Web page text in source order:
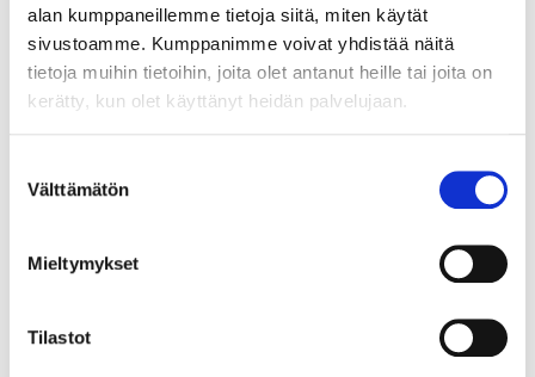
alan kumppaneillemme tietoja siitä, miten käytät
sivustoamme. Kumppanimme voivat yhdistää näitä
tietoja muihin tietoihin, joita olet antanut heille tai joita on
kerätty, kun olet käyttänyt heidän palvelujaan.
valinta
Välttämätön
Mieltymykset
Tilastot
16 tammikuu
pankkitunnuksilla.